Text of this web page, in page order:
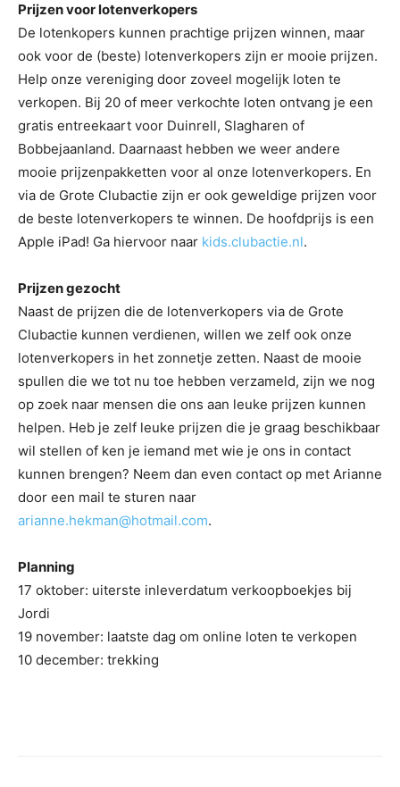
Prijzen voor lotenverkopers
De lotenkopers kunnen prachtige prijzen winnen, maar
ook voor de (beste) lotenverkopers zijn er mooie prijzen.
Help onze vereniging door zoveel mogelijk loten te
verkopen. Bij 20 of meer verkochte loten ontvang je een
gratis entreekaart voor Duinrell, Slagharen of
Bobbejaanland. Daarnaast hebben we weer andere
mooie prijzenpakketten voor al onze lotenverkopers. En
via de Grote Clubactie zijn er ook geweldige prijzen voor
de beste lotenverkopers te winnen. De hoofdprijs is een
Apple iPad! Ga hiervoor naar kids.clubactie.nl.
Prijzen gezocht
Naast de prijzen die de lotenverkopers via de Grote
Clubactie kunnen verdienen, willen we zelf ook onze
lotenverkopers in het zonnetje zetten. Naast de mooie
spullen die we tot nu toe hebben verzameld, zijn we nog
op zoek naar mensen die ons aan leuke prijzen kunnen
helpen. Heb je zelf leuke prijzen die je graag beschikbaar
wil stellen of ken je iemand met wie je ons in contact
kunnen brengen? Neem dan even contact op met Arianne
door een mail te sturen naar
arianne.hekman@hotmail.com.
Planning
17 oktober: uiterste inleverdatum verkoopboekjes bij
Jordi
19 november: laatste dag om online loten te verkopen
10 december: trekking